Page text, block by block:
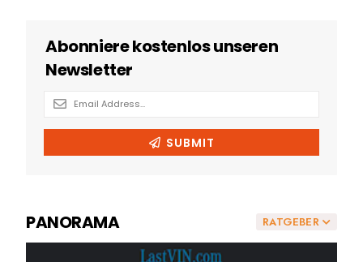
RATGEBER
PANORAMA